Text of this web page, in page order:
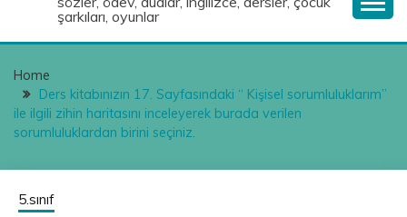
şarkıları, oyunlar
Home
Ders kitabınızın 17. Sayfasındaki “ Kişisel sorumluluklarım”
ile ilgili zihin haritasını inceleyerek burada verilen
sorumluluklardan birini seçiniz.
5.sınıf